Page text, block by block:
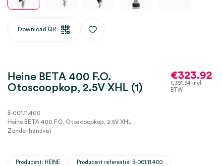
Download QR
Heine BETA 400 F.O.
Otoscoopkop, 2.5V XHL (1)
€323.92
€391.94 incl.
BTW
B-001.11.400
Heine BETA 400 F.O. Otoscoopkop, 2.5V XHL
Zonder handvat
Producent: HEINE Producent referentie: B-001.11.400